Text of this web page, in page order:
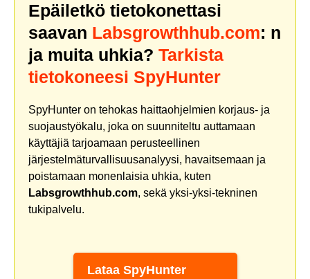
Epäiletkö tietokonettasi
saavan Labsgrowthhub.com: n
ja muita uhkia? Tarkista
tietokoneesi SpyHunter
SpyHunter on tehokas haittaohjelmien korjaus- ja
suojaustyökalu, joka on suunniteltu auttamaan
käyttäjiä tarjoamaan perusteellinen
järjestelmäturvallisuusanalyysi, havaitsemaan ja
poistamaan monenlaisia uhkia, kuten
Labsgrowthhub.com, sekä yksi-yksi-tekninen
tukipalvelu.
Lataa SpyHunter